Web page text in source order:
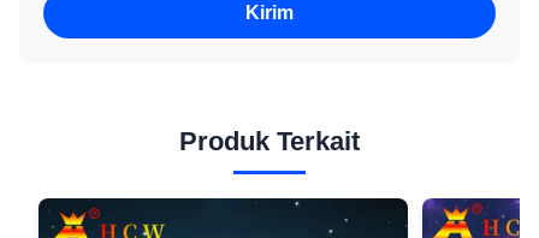
Kirim
Produk Terkait